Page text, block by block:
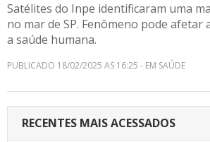
Satélites do Inpe identificaram uma
no mar de SP. Fenômeno pode afetar
a saúde humana.
PUBLICADO 18/02/2025 AS 16:25 - EM SAÚDE
RECENTES MAIS ACESSADOS